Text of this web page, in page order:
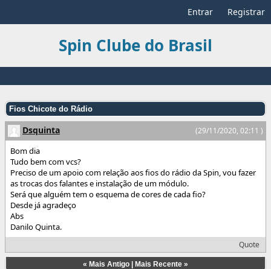
Entrar Registrar
Spin Clube do Brasil
Fios Chicote do Rádio
(29/11/2020, 02:11 )
Dsquinta
Bom dia
Tudo bem com vcs?
Preciso de um apoio com relação aos fios do rádio da Spin, vou fazer
as trocas dos falantes e instalação de um módulo.
Será que alguém tem o esquema de cores de cada fio?
Desde já agradeço
Abs
Danilo Quinta.
Quote
« Mais Antigo Mais Recente »